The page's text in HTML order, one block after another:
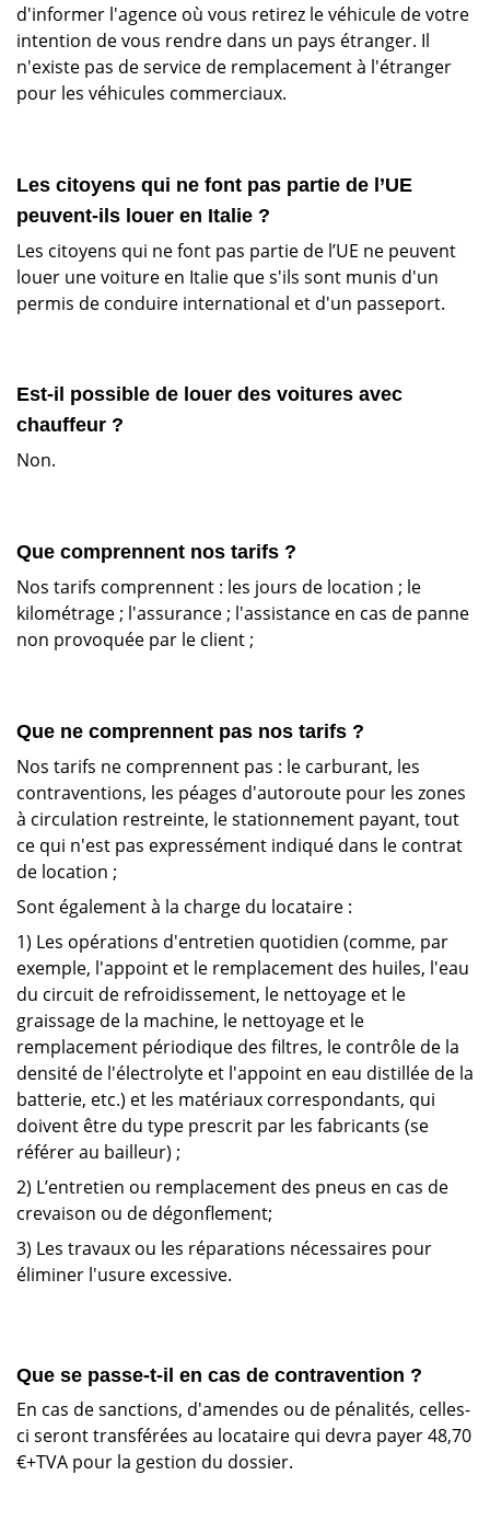
d'informer l'agence où vous retirez le véhicule de votre
intention de vous rendre dans un pays étranger. Il
n'existe pas de service de remplacement à l'étranger
pour les véhicules commerciaux.
Les citoyens qui ne font pas partie de l’UE
peuvent-ils louer en Italie ?
Les citoyens qui ne font pas partie de l’UE ne peuvent
louer une voiture en Italie que s'ils sont munis d'un
permis de conduire international et d'un passeport.
Est-il possible de louer des voitures avec
chauffeur ?
Non.
Que comprennent nos tarifs ?
Nos tarifs comprennent : les jours de location ; le
kilométrage ; l'assurance ; l'assistance en cas de panne
non provoquée par le client ;
Que ne comprennent pas nos tarifs ?
Nos tarifs ne comprennent pas : le carburant, les
contraventions, les péages d'autoroute pour les zones
à circulation restreinte, le stationnement payant, tout
ce qui n'est pas expressément indiqué dans le contrat
de location ;
Sont également à la charge du locataire :
1) Les opérations d'entretien quotidien (comme, par
exemple, l'appoint et le remplacement des huiles, l'eau
du circuit de refroidissement, le nettoyage et le
graissage de la machine, le nettoyage et le
remplacement périodique des filtres, le contrôle de la
densité de l'électrolyte et l'appoint en eau distillée de la
batterie, etc.) et les matériaux correspondants, qui
doivent être du type prescrit par les fabricants (se
référer au bailleur) ;
2) L’entretien ou remplacement des pneus en cas de
crevaison ou de dégonflement;
3) Les travaux ou les réparations nécessaires pour
éliminer l'usure excessive.
Que se passe-t-il en cas de contravention ?
En cas de sanctions, d'amendes ou de pénalités, celles-
ci seront transférées au locataire qui devra payer 48,70
€+TVA pour la gestion du dossier.